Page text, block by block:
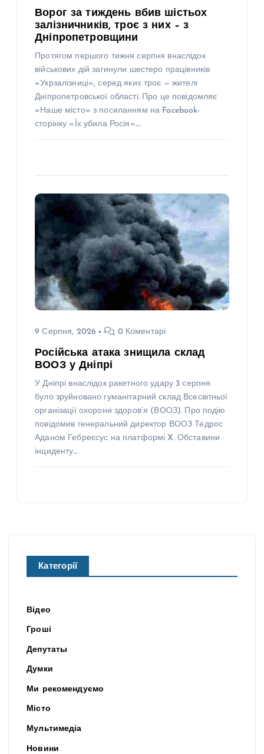
Ворог за тиждень вбив шістьох
залізничників, троє з них – з
Дніпропетровщини
Протягом першого тижня серпня внаслідок
військових дій загинули шестеро працівників
«Укрзалізниці», серед яких троє — жителі
Дніпропетровської області. Про це повідомляє
«Наше місто» з посиланням на Facebook-
сторінку «Їх убила Росія».…
9 Серпня, 2026 0 Коментарі
Російська атака знищила склад
ВООЗ у Дніпрі
У Дніпрі внаслідок ракетного удару 3 серпня
було зруйновано гуманітарний склад Всесвітньої
організації охорони здоров’я (ВООЗ). Про подію
повідомив генеральний директор ВООЗ Тедрос
Аданом Гебреєсус на платформі X. Обставини
інциденту…
Категорії
Відео
Гроші
Депутаты
Думки
Ми рекомендуємо
Місто
Мультимедіа
Новини